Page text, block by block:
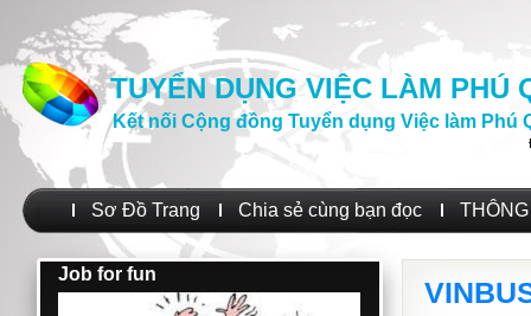
TUYỂN DỤNG VIỆC LÀM PHÚ
Kết nối Cộng đồng Tuyển dụng Việc làm Phú
Sơ Đồ Trang Chia sẻ cùng bạn đọc
Job for fun